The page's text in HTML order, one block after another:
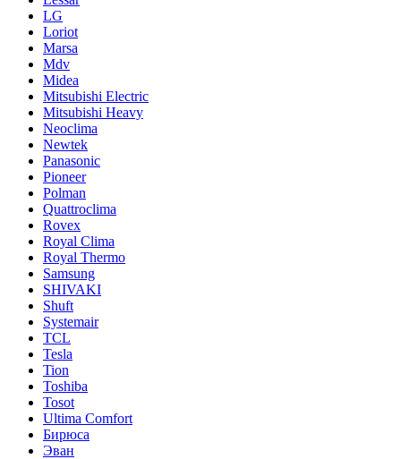
LG
Loriot
Marsa
Mdv
Midea
Mitsubishi Electric
Mitsubishi Heavy
Neoclima
Newtek
Panasonic
Pioneer
Polman
Quattroclima
Rovex
Royal Clima
Royal Thermo
Samsung
SHIVAKI
Shuft
Systemair
TCL
Tesla
Tion
Toshiba
Tosot
Ultima Comfort
Бирюса
Эван